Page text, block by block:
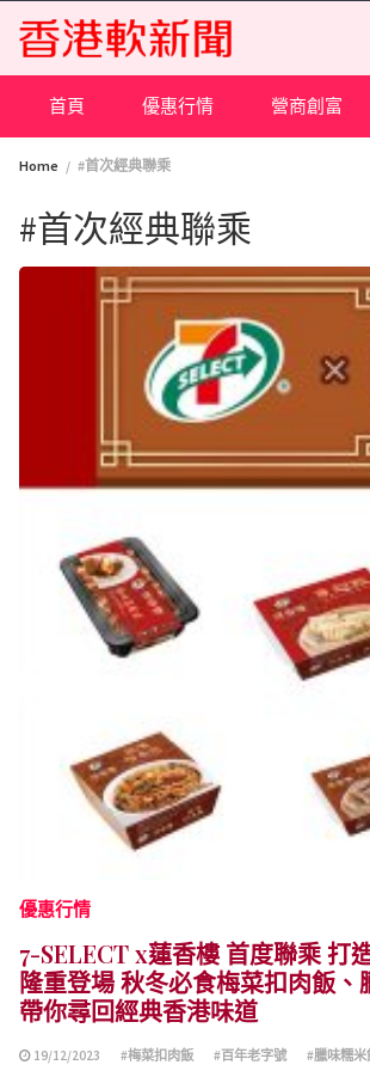
content
首頁 優惠行情 營商創富
Home #首次經典聯乘
#首次經典聯乘
優惠行情
7-SELECT x蓮香樓 首度聯乘 打
隆重登場 秋冬必食梅菜扣肉飯
帶你尋回經典香港味道
19/12/2023 #梅菜扣肉飯 #百年老字號 #臘味糯米